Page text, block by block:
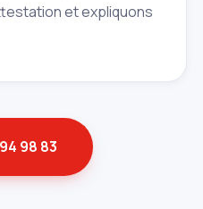
et expliquons
98 83